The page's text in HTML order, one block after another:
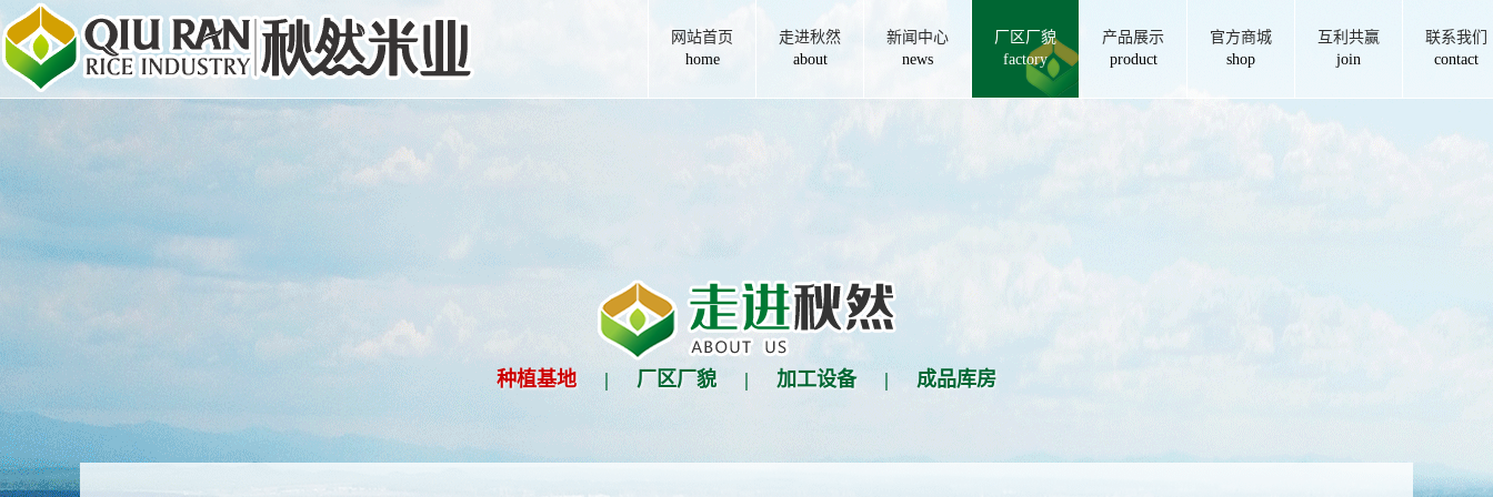
网站首页
home
走进秋然
about
新闻中心
news
厂区厂貌
factory
产品展示
product
官方商城
shop
互利共赢
join
联系我们
contact
种植基地 | 厂区厂貌 | 加工设备 | 成品库房